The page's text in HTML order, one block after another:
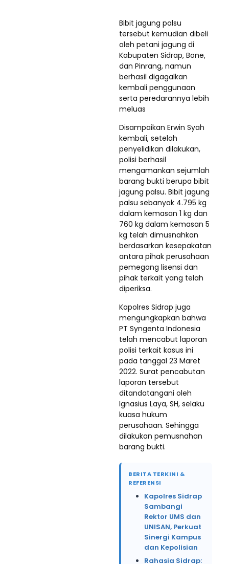
Bibit jagung palsu
tersebut kemudian dibeli
oleh petani jagung di
Kabupaten Sidrap, Bone,
dan Pinrang, namun
berhasil digagalkan
kembali penggunaan
serta peredarannya lebih
meluas
Disampaikan Erwin Syah
kembali, setelah
penyelidikan dilakukan,
polisi berhasil
mengamankan sejumlah
barang bukti berupa bibit
jagung palsu. Bibit jagung
palsu sebanyak 4.795 kg
dalam kemasan 1 kg dan
760 kg dalam kemasan 5
kg telah dimusnahkan
berdasarkan kesepakatan
antara pihak perusahaan
pemegang lisensi dan
pihak terkait yang telah
diperiksa.
Kapolres Sidrap juga
mengungkapkan bahwa
PT Syngenta Indonesia
telah mencabut laporan
polisi terkait kasus ini
pada tanggal 23 Maret
2022. Surat pencabutan
laporan tersebut
ditandatangani oleh
Ignasius Laya, SH, selaku
kuasa hukum
perusahaan. Sehingga
dilakukan pemusnahan
barang bukti.
BERITA TERKINI &
REFERENSI
Kapolres Sidrap
Sambangi
Rektor UMS dan
UNISAN, Perkuat
Sinergi Kampus
dan Kepolisian
Rahasia Sidrap: